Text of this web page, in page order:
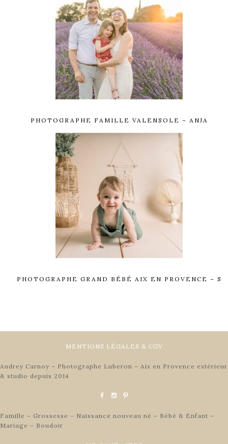
PHOTOGRAPHE FAMILLE VALENSOLE – ANJA
PHOTOGRAPHE GRAND BÉBÉ AIX EN PROVENCE – S
MENTIONS LÉGALES & CGV
Audrey Carnoy – Photographe Luberon – Aix en Provence extérieur
& studio depuis 2014
Famille – Grossesse – Naissance nouveau né – Bébé & Enfant –
Mariage – Boudoir